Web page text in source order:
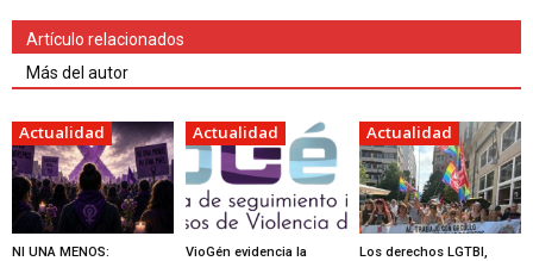
Artículo relacionados
Más del autor
Actualidad
NI UNA MENOS:
Actualidad
VioGén evidencia la
Actualidad
Los derechos LGTBI,